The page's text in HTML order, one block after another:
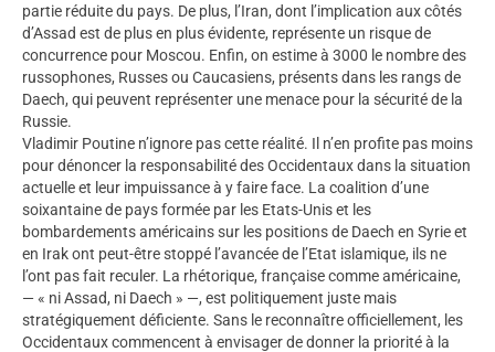
partie réduite du pays. De plus, l’Iran, dont l’implication aux côtés
d’Assad est de plus en plus évidente, représente un risque de
concurrence pour Moscou. Enfin, on estime à 3000 le nombre des
russophones, Russes ou Caucasiens, présents dans les rangs de
Daech, qui peuvent représenter une menace pour la sécurité de la
Russie.
Vladimir Poutine n’ignore pas cette réalité. Il n’en profite pas moins
pour dénoncer la responsabilité des Occidentaux dans la situation
actuelle et leur impuissance à y faire face. La coalition d’une
soixantaine de pays formée par les Etats-Unis et les
bombardements américains sur les positions de Daech en Syrie et
en Irak ont peut-être stoppé l’avancée de l’Etat islamique, ils ne
l’ont pas fait reculer. La rhétorique, française comme américaine,
— « ni Assad, ni Daech » —, est politiquement juste mais
stratégiquement déficiente. Sans le reconnaître officiellement, les
Occidentaux commencent à envisager de donner la priorité à la